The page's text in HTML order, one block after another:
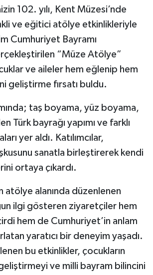
102. yılı, Kent Müzesi’nde
ve eğitici atölye etkinlikleriyle
Cumhuriyet Bayramı
“Müze Atölye”
ve aileler hem eğlenip hem
geliştirme fırsatı buldu.
taş boyama, yüz boyama,
Türk bayrağı yapımı ve farklı
yer aldı. Katılımcılar,
sanatla birleştirerek kendi
ortaya çıkardı.
atölye alanında düzenlenen
ilgi gösteren ziyaretçiler hem
hem de Cumhuriyet’in anlam
yaratıcı bir deneyim yaşadı.
bu etkinlikler, çocukların
ve milli bayram bilincini